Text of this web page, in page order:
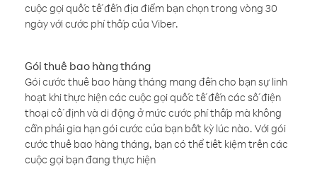
cuộc gọi quốc tế đến địa điểm bạn chọn trong vòng 30
ngày với cước phí thấp của Viber.
Gói thuê bao hàng tháng
Gói cước thuê bao hàng tháng mang đến cho bạn sự linh
hoạt khi thực hiện các cuộc gọi quốc tế đến các số điện
thoại cố định và di động ở mức cước phí thấp mà không
cần phải gia hạn gói cước của bạn bất kỳ lúc nào. Với gói
cước thuê bao hàng tháng, bạn có thể tiết kiệm trên các
cuộc gọi bạn đang thực hiện